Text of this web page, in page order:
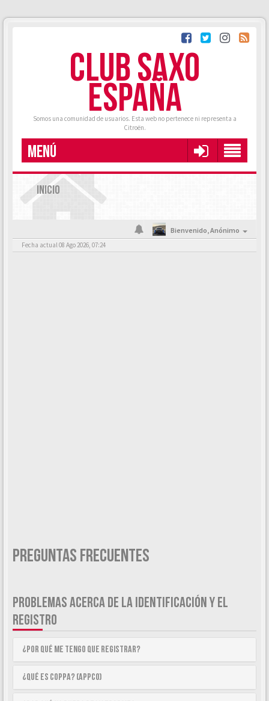
CLUB SAXO
ESPAÑA
Somos una comunidad de usuarios. Esta web no pertenece ni representa a
Citroën.
MENÚ
INICIO
Bienvenido,Anónimo
Fecha actual 08 Ago 2026, 07:24
Preguntas Frecuentes
PROBLEMAS ACERCA DE LA IDENTIFICACIÓN Y EL
REGISTRO
¿Por qué me tengo que registrar?
¿Qué es COPPA? (APPCO)